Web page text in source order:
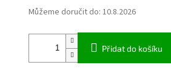
Můžeme doručit do: 10.8.2026
Přidat do košíku